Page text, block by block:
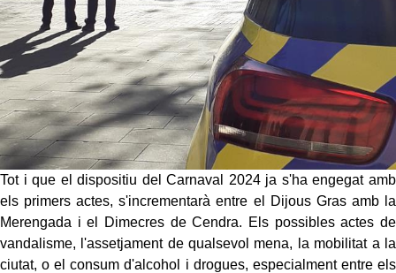
Tot i que el dispositiu del Carnaval 2024 ja s'ha engegat amb
els primers actes, s'incrementarà entre el Dijous Gras amb la
Merengada i el Dimecres de Cendra. Els possibles actes de
vandalisme, l'assetjament de qualsevol mena, la mobilitat a la
ciutat, o el consum d'alcohol i drogues, especialment entre els